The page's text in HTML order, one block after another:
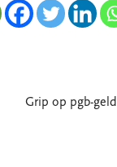
Grip op pgb-